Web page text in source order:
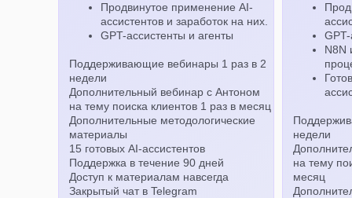
N8N
недели
на тему
месяц
Продвинутое применение AI-
ассистентов и заработок на них.
GPT-ассистенты и агенты
Поддерживающие вебинары 1 раз в 2
недели
Дополнительный вебинар с Антоном
на тему поиска клиентов 1 раз в месяц
Дополнительные методологические
материалы
15 готовых AI-ассистентов
Поддержка в течение 90 дней
Доступ к материалам навсегда
Закрытый чат в Telegram